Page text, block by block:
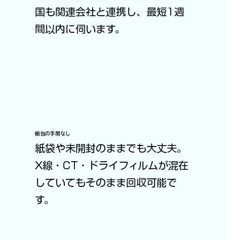
梱包の手間なし
紙袋や未開封のままでも大丈夫。
X線・CT・ドライフィルムが混在
していてもそのまま回収可能で
す。
国も関連会社と連携し、最短1週
間以内に伺います。